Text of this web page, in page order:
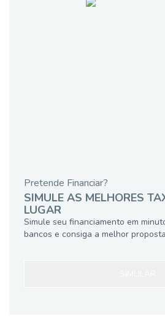
Pretende Financiar?
SIMULE AS MELHORES
LUGAR
Simule seu financiamento em
bancos e consiga a melhor